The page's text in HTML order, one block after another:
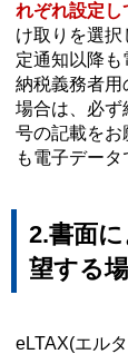
れぞれ設定し
け取りを選
定通知以降も
納税義務者用
場合は、必ず
号の記載をお
も電子データ
2.書面
望する
eLTAX(エル